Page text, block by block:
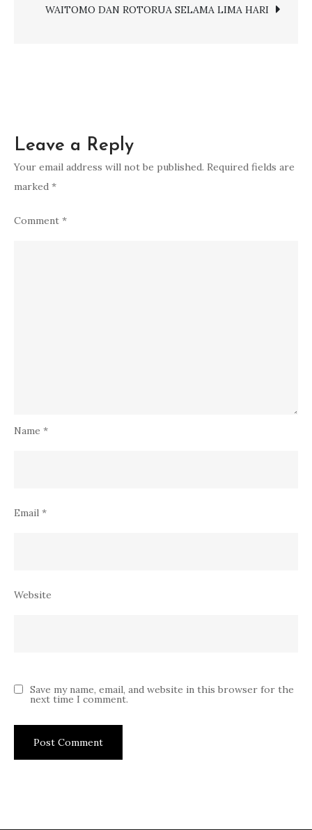
WAITOMO DAN ROTORUA SELAMA LIMA HARI
Leave a Reply
Your email address will not be published. Required fields are
marked *
Comment *
Name *
Email *
Website
Save my name, email, and website in this browser for the
next time I comment.